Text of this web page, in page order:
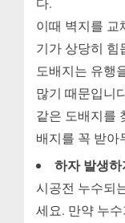
이때 벽지를 교
기가 상당히 힘
도배지는 유행
많기 때문입니
같은 도배지를
배지를 꼭 받아
하자 발생
시공전 누수되
세요. 만약 누